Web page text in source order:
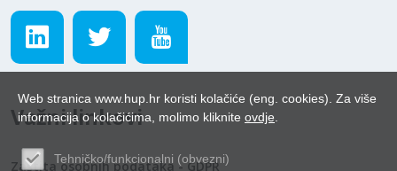
Važni linkovi
Zaštita osobnih podataka - GDPR
Web stranica www.hup.hr koristi kolačiće (eng. cookies). Za više
informacija o kolačićima, molimo kliknite ovdje
Tehničko/funkcionalni (obvezni)